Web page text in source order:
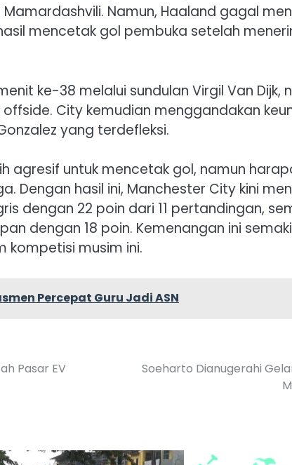
Namun, Haaland gagal
mencetak gol pembuka setelah
ke-38 melalui sundulan Virgil Van Dijk,
City kemudian menggandakan
yang terdefleksi.
agresif untuk mencetak gol, namun
Dengan hasil ini, Manchester City kini
dengan 22 poin dari 11 pertandingan,
dengan 18 poin. Kemenangan ini
kompetisi musim ini.
Percepat Guru Jadi ASN
Pasar EV
Soeharto Dianugerahi